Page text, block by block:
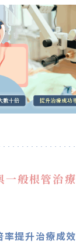
一般根管治療
率提升治療成效